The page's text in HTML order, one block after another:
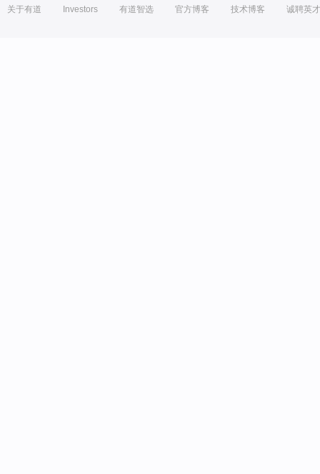
关于有道 Investors 有道智选 官方博客 技术博客 诚聘英才